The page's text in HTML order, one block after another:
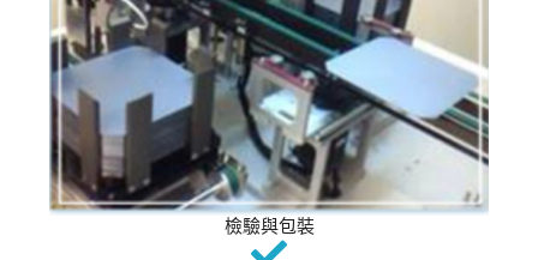
檢驗與包裝